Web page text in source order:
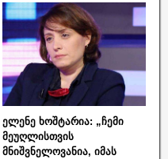
ელენე ხოშტარია: „ჩემი
მეუღლისთვის
მნიშვნელოვანია, იმას